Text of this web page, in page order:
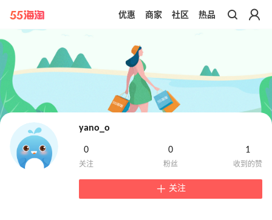
带你去官网买正品
优惠 商家 社区 热品
yano_o
0 0 1
关注